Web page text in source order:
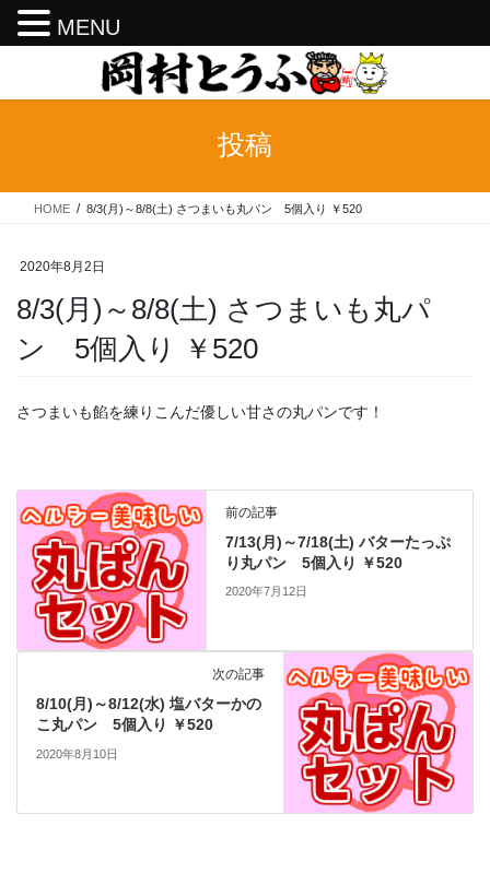
テ
ス
ゲ
ン
投稿
HOME 8/3(月)～8/8(土) さつまいも丸パン 5個入り ￥520
2020年8月2日
8/3(月)～8/8(土) さつまいも丸パ
ン 5個入り ￥520
さつまいも餡を練りこんだ優しい甘さの丸パンです！
前の記事
7/13(月)～7/18(土) バターたっぷ
り丸パン 5個入り ￥520
2020年7月12日
次の記事
8/10(月)～8/12(水) 塩バターかの
こ丸パン 5個入り ￥520
2020年8月10日
MENU